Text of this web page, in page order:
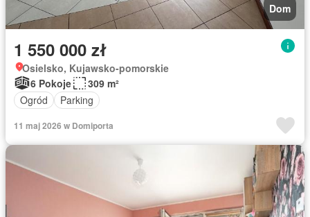
Dom
1 550 000 zł
Osielsko, Kujawsko-pomorskie
6 Pokoje
309 m²
Ogród
Parking
11 maj 2026 w Domiporta